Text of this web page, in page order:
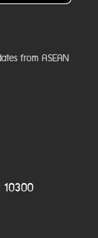
from ASEAN